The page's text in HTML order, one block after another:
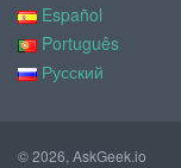
Español
Português
Русский
© 2026, AskGeek.io